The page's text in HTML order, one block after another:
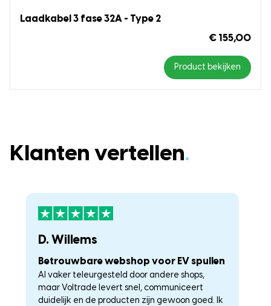
Laadkabel 3 fase 32A - Type 2
€ 155,00
Product bekijken
Klanten vertellen.
D. Willems
Betrouwbare webshop voor EV spullen
Al vaker teleurgesteld door andere shops,
maar Voltrade levert snel, communiceert
duidelijk en de producten zijn gewoon goed. Ik